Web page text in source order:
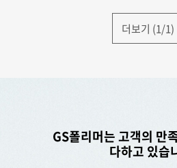
더보기 (1/1)
GS폴리머는 고객의 만
다하고 있습